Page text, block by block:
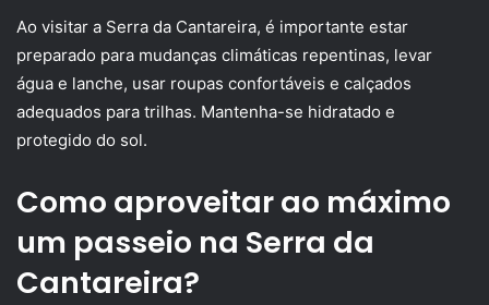
Ao visitar a Serra da Cantareira, é importante estar
preparado para mudanças climáticas repentinas, levar
água e lanche, usar roupas confortáveis e calçados
adequados para trilhas. Mantenha-se hidratado e
protegido do sol.
Como aproveitar ao máximo
um passeio na Serra da
Cantareira?